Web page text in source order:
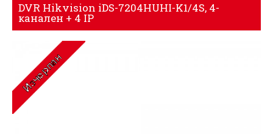
DVR Hikvision iDS-7204HUHI-K1/4S, 4-
канален + 4 IP